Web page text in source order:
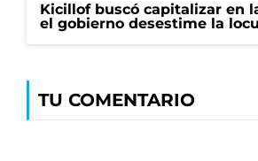
Kicillof buscó capitalizar en
el gobierno desestime la
TU COMENTARIO